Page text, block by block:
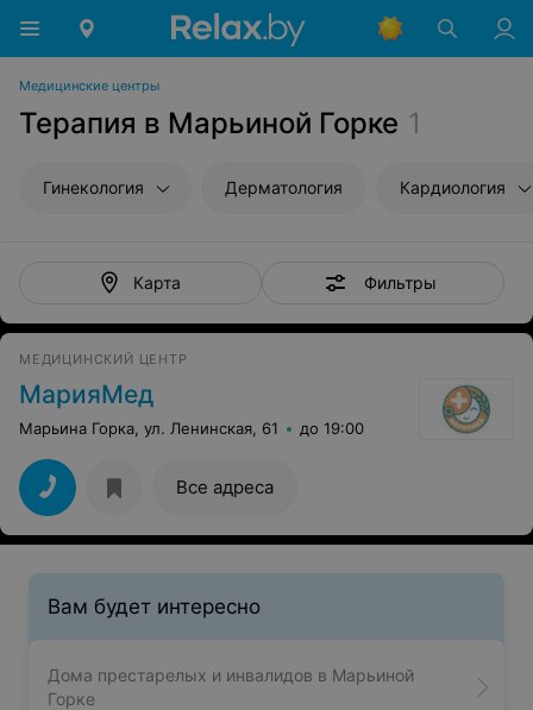
Медицинские центры
Терапия в Марьиной Горке 1
Гинекология Дерматология Кардиология
Карта Фильтры
МЕДИЦИНСКИЙ ЦЕНТР
МарияМед
Марьина Горка, ул. Ленинская, 61 до 19:00
Все адреса
Вам будет интересно
Дома престарелых и инвалидов в Марьиной
Горке